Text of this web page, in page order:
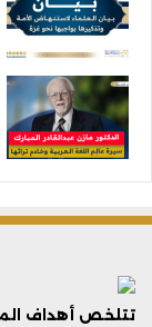
تتلخص أهداف